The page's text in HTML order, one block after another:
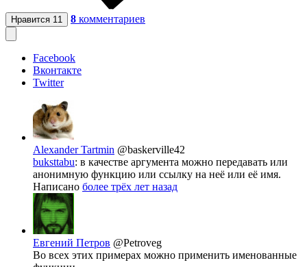
Нравится 11 8 комментариев
Facebook
Вконтакте
Twitter
Alexander Tartmin @baskerville42
buksttabu: в качестве аргумента можно передавать или
анонимную функцию или ссылку на неё или её имя.
Написано более трёх лет назад
Евгений Петров @Petroveg
Во всех этих примерах можно применить именованные